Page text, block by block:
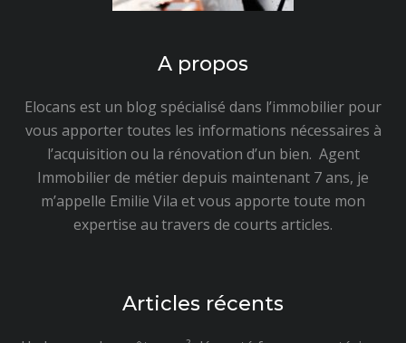
A propos
Elocans est un blog spécialisé dans l’immobilier pour
vous apporter toutes les informations nécessaires à
l’acquisition ou la rénovation d’un bien. Agent
Immobilier de métier depuis maintenant 7 ans, je
m’appelle Emilie Vila et vous apporte toute mon
expertise au travers de courts articles.
Articles récents